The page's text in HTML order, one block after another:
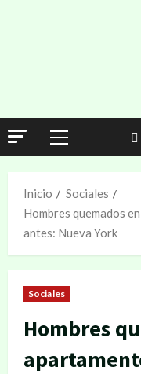
Inicio
Sociales
Hombres quemados
antes: Nueva York
Sociales
Hombres